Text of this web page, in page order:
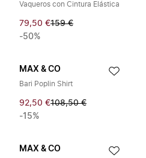
Vaqueros con Cintura Elástica
79,50 €159 €
-50%
MAX & CO
Bari Poplin Shirt
92,50 €108,50 €
-15%
MAX & CO